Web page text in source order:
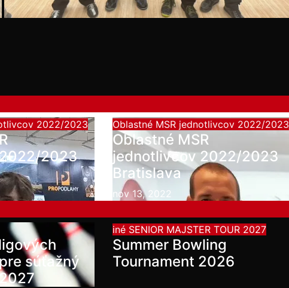
2022/2023
2023
Oblastné MSR jednotlivcov 2022/2023
Oblastné MSR
jednotlivcov 2022/2023
Bratislava
nov 13, 2022
súťažný
iné SENIOR MAJSTER TOUR 2027
Summer Bowling
Tournament 2026